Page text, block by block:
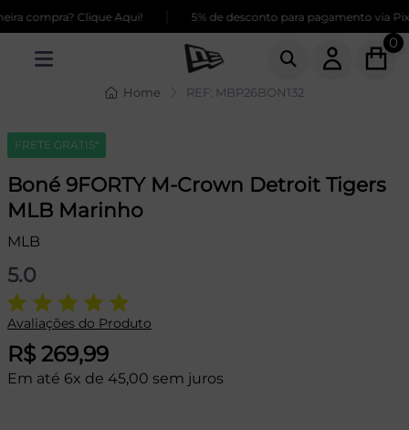
compra? Clique Aqui! 5% de desconto para pagamento via Pix
0
Home REF: MBP26BON132
FRETE GRÁTIS*
Boné 9FORTY M-Crown Detroit Tigers
MLB Marinho
MLB
5.0
Avaliações do Produto
R$ 269,99
Em até 6x de 45,00 sem juros